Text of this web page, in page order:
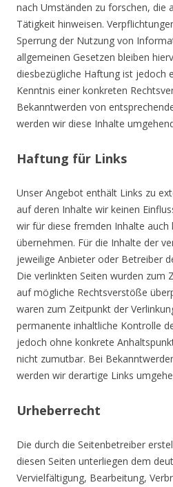
nach Umständen zu forschen, die
Tätigkeit hinweisen.
Sperrung der Nutzung von
allgemeinen Gesetzen bleiben
diesbezügliche Haftung ist jedoch
Kenntnis einer konkreten
Bekanntwerden von
werden wir diese Inhalte
Haftung für Links
Unser Angebot enthält Links zu
auf deren Inhalte wir keinen
wir für diese fremden Inhalte auch
übernehmen. Für die Inhalte der
jeweilige Anbieter oder Betreiber
Die verlinkten Seiten wurden zum
auf mögliche Rechtsverstöße
waren zum Zeitpunkt der
permanente inhaltliche Kontrolle
jedoch ohne konkrete
nicht zumutbar. Bei
werden wir derartige Links
Urheberrecht
Die durch die Seitenbetreiber
diesen Seiten unterliegen dem
Vervielfältigung, Bearbeitung,